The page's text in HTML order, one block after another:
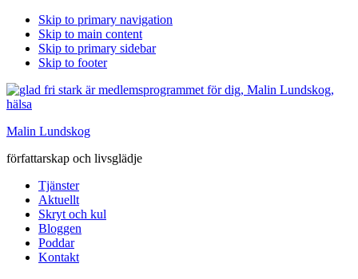
Skip to primary navigation
Skip to main content
Skip to primary sidebar
Skip to footer
Malin Lundskog
författarskap och livsglädje
Tjänster
Aktuellt
Skryt och kul
Bloggen
Poddar
Kontakt